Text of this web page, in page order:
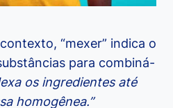
“mexer” indica o
para combiná-
os ingredientes até
homogênea.”